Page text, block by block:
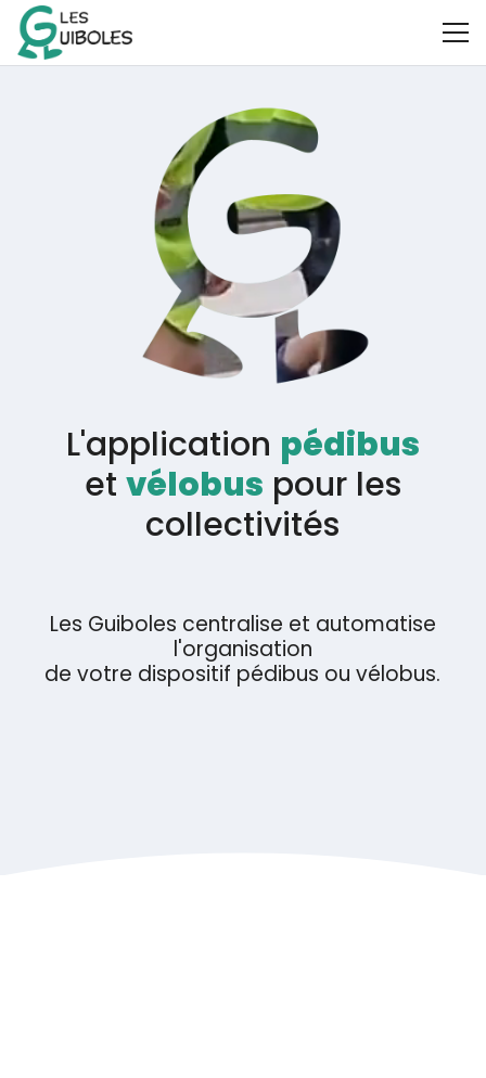
L'application pédibus
et vélobus pour les
collectivités
Les Guiboles centralise et automatise
l'organisation
de votre dispositif pédibus ou vélobus.